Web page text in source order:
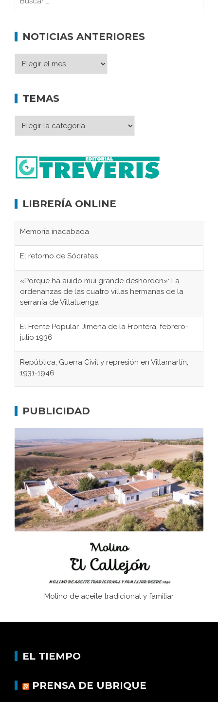
NOTICIAS ANTERIORES
TEMAS
LIBRERÍA ONLINE
Memoria inacabada
El retorno de Sócrates
«Porque ha auido mui grande deshorden»: La
ordenanzas de las cuatro villas hermanas de la
serranía de Villaluenga
El Frente Popular. Jimena de la Frontera, febrero-
julio 1936
República, Guerra Civil y represión en Villamartín,
1931-1946
concentración nazis
Bornos
El Frente Popular. Ubrique, febrero-julio 1936
Juntar las letras. La alfabetización en el campo: del
afán de saber a la autogestión
Historia y vivencias del poblado de Los Hurones
PUBLICIDAD
Molino de aceite tradicional y familiar
EL TIEMPO
PRENSA DE UBRIQUE